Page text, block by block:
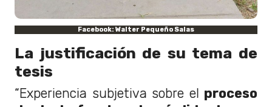
Facebook: Walter Pequeño Salas
La justificación de su tema de
tesis
“Experiencia subjetiva sobre el proceso